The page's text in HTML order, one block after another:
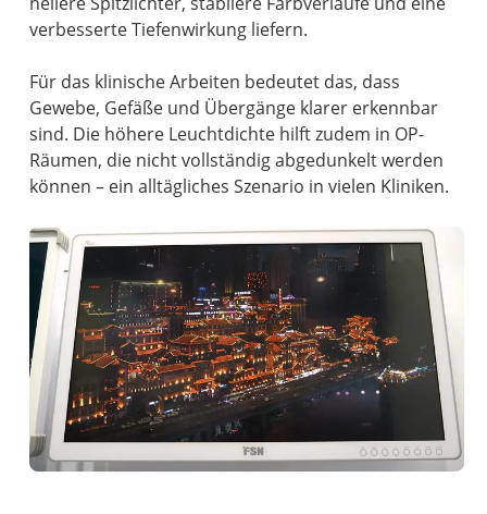
verbesserte Tiefenwirkung liefern.
Für das klinische Arbeiten bedeutet das, dass
Gewebe, Gefäße und Übergänge klarer erkennbar
sind. Die höhere Leuchtdichte hilft zudem in OP-
Räumen, die nicht vollständig abgedunkelt werden
können – ein alltägliches Szenario in vielen Kliniken.